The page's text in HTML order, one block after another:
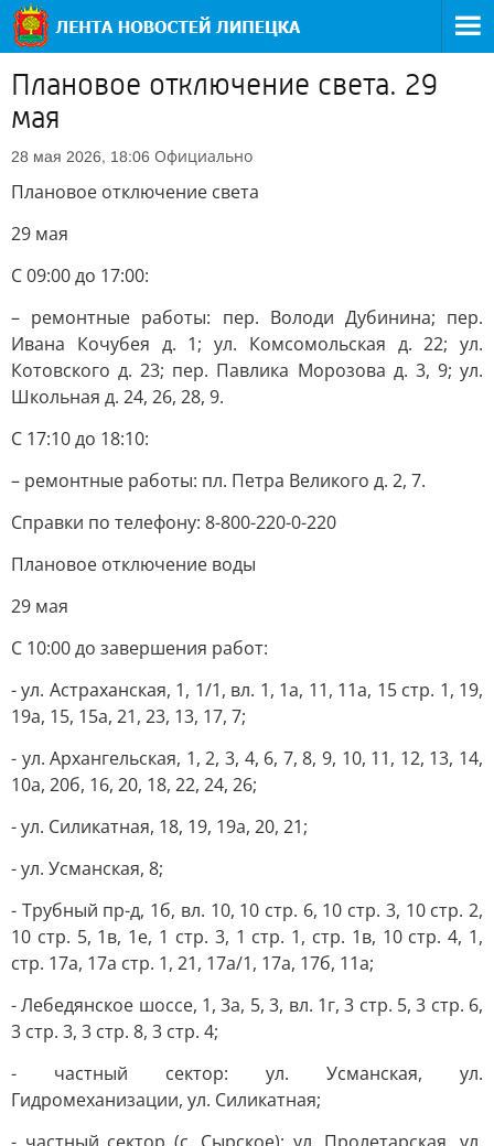
Плановое отключение света. 29
мая
28 мая 2026, 18:06 Официально
Плановое отключение света
29 мая
С 09:00 до 17:00:
– ремонтные работы: пер. Володи Дубинина; пер.
Ивана Кочубея д. 1; ул. Комсомольская д. 22; ул.
Котовского д. 23; пер. Павлика Морозова д. 3, 9; ул.
Школьная д. 24, 26, 28, 9.
С 17:10 до 18:10:
– ремонтные работы: пл. Петра Великого д. 2, 7.
Справки по телефону: 8-800-220-0-220
Плановое отключение воды
29 мая
С 10:00 до завершения работ:
- ул. Астраханская, 1, 1/1, вл. 1, 1а, 11, 11а, 15 стр. 1, 19,
19а, 15, 15а, 21, 23, 13, 17, 7;
- ул. Архангельская, 1, 2, 3, 4, 6, 7, 8, 9, 10, 11, 12, 13, 14,
10а, 20б, 16, 20, 18, 22, 24, 26;
- ул. Силикатная, 18, 19, 19а, 20, 21;
- ул. Усманская, 8;
- Трубный пр-д, 1б, вл. 10, 10 стр. 6, 10 стр. 3, 10 стр. 2,
10 стр. 5, 1в, 1е, 1 стр. 3, 1 стр. 1, стр. 1в, 10 стр. 4, 1,
стр. 17а, 17а стр. 1, 21, 17а/1, 17а, 17б, 11а;
- Лебедянское шоссе, 1, 3а, 5, 3, вл. 1г, 3 стр. 5, 3 стр. 6,
3 стр. 3, 3 стр. 8, 3 стр. 4;
- частный сектор: ул. Усманская, ул.
Гидромеханизации, ул. Силикатная;